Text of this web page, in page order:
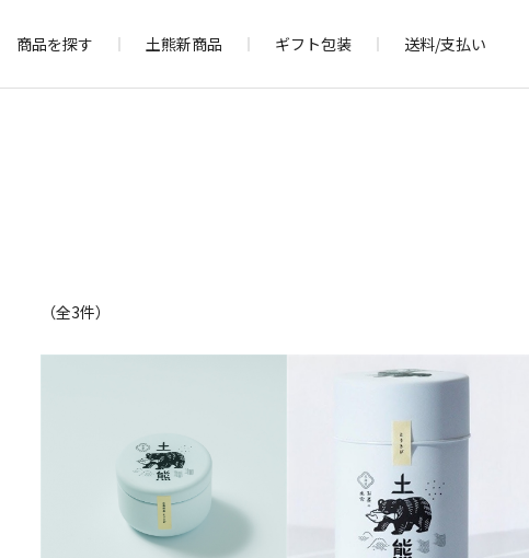
商品を探す 土熊新商品 ギフト包装 送料/支払い
（全3件）